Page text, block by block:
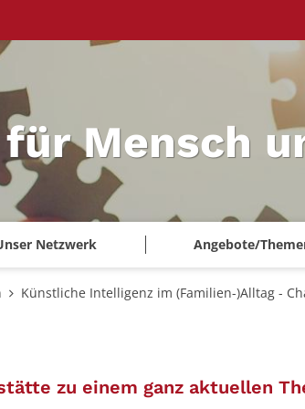
Mensch
Netzwerk Angebote/
Künstliche Intelligenz im (Familien-)Alltag -
zu einem ganz aktuellen